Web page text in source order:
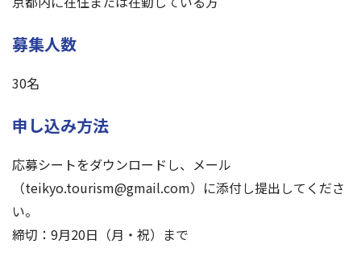
募集人数
30名
申し込み方法
応募シートをダウンロードし、メール
（teikyo.tourism@gmail.com）に添付し提出してくださ
い。
締切：9月20日（月・祝）まで